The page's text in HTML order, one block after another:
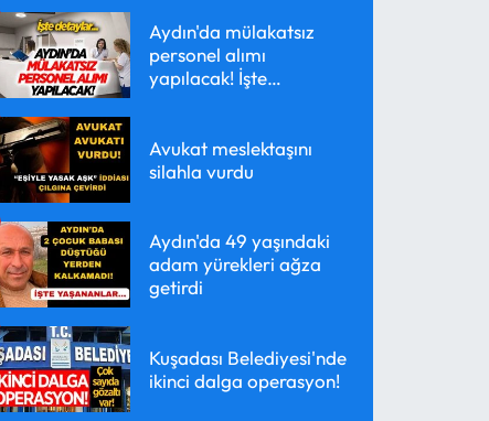
Aydın'da mülakatsız
personel alımı
yapılacak! İşte
Avukat meslektaşını
silahla vurdu
Aydın'da 49 yaşındaki
adam yürekleri ağza
getirdi
Kuşadası Belediyesi'nde
ikinci dalga operasyon!